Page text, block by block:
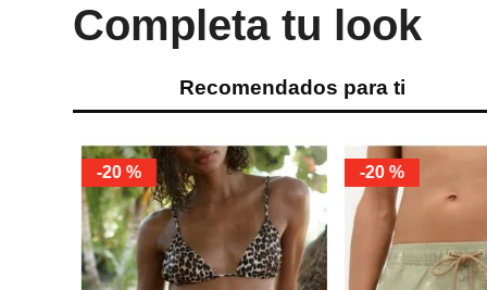
Completa tu look
Recomendados para ti
-20 % -20 %